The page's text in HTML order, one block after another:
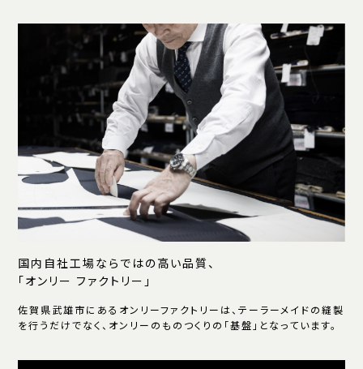
国内自社工場ならではの高い品質、
「オンリー ファクトリー」
佐賀県武雄市にあるオンリーファクトリーは、テーラーメイドの縫製
を行うだけでなく、オンリーのものつくりの「基盤」となっています。